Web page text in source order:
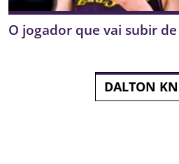
O jogador que vai subir
DALTON